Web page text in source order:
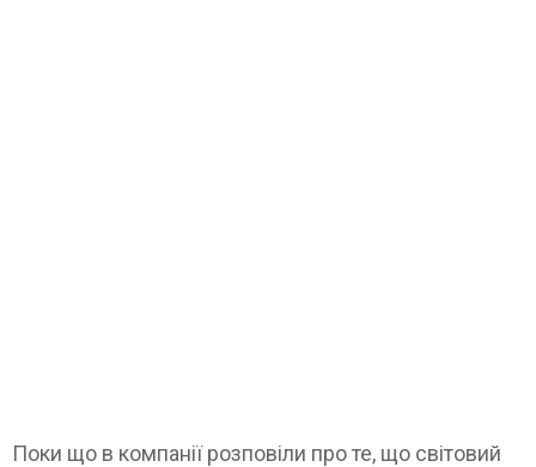
Поки що в компанії розповіли про те, що світовий